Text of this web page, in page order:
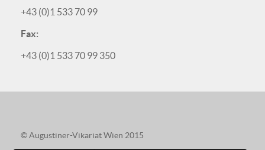
+43 (0)1 533 70 99
Fax:
+43 (0)1 533 70 99 350
© Augustiner-Vikariat Wien 2015